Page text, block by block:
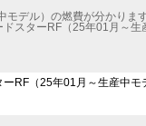
デル）の燃費が分かります
スターRF（25年01月～
ーRF（25年01月～生産中